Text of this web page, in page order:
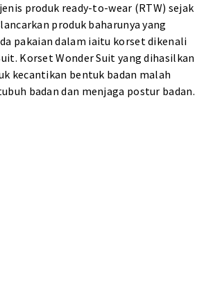
produk ready-to-wear (RTW) sejak
produk baharunya yang
pakaian dalam iaitu korset dikenali
Korset Wonder Suit yang dihasilkan
kecantikan bentuk badan malah
badan dan menjaga postur badan.